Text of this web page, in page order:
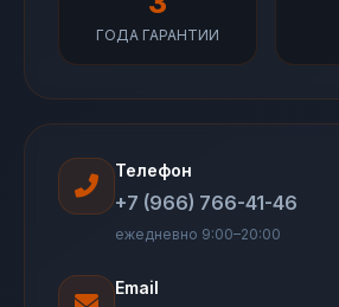
ГОДА ГАРАНТИИ
Телефон
+7 (966) 766-41-46
ежедневно 9:00–20:00
Email